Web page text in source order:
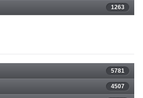
1263
5781
4507